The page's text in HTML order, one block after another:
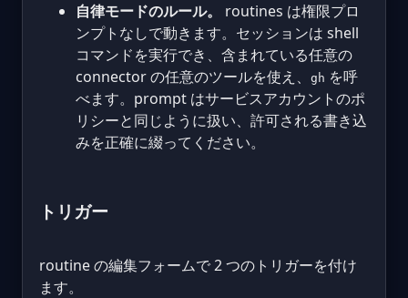
自律モードのルール。
routines は権限プロ
ンプトなしで動きます。セッションは shell
コマンドを実行でき、含まれている任意の
connector の任意のツールを使え、
gh を呼
べます。prompt はサービスアカウントのポ
リシーと同じように扱い、許可される書き込
みを正確に綴ってください。
トリガー
routine の編集フォームで 2 つのトリガーを付け
ます。